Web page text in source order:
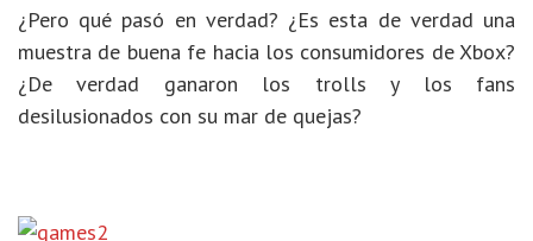
¿Pero qué pasó en verdad? ¿Es esta de verdad una
muestra de buena fe hacia los consumidores de Xbox?
¿De verdad ganaron los trolls y los fans
desilusionados con su mar de quejas?